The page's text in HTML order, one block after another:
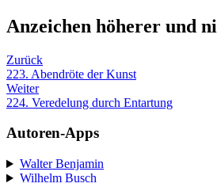
Anzeichen höherer und
Zurück
223. Abendröte der Kunst
Weiter
224. Veredelung durch Entartung
Autoren-Apps
Walter Benjamin
Wilhelm Busch